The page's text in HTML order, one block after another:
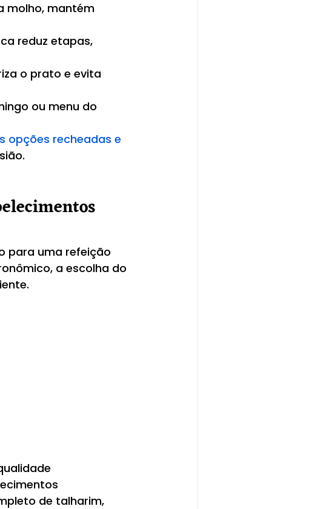
molho, mantém
reduz etapas,
o prato e evita
ou menu do
opções recheadas e
para uma refeição
a escolha do
de talharim,